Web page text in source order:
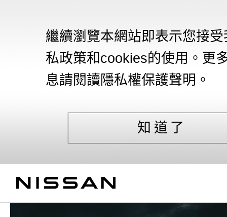
繼續瀏覽本網站即表示您接
私政策和cookies的使用。更
息請閱讀隱私權保護聲明。
知道了